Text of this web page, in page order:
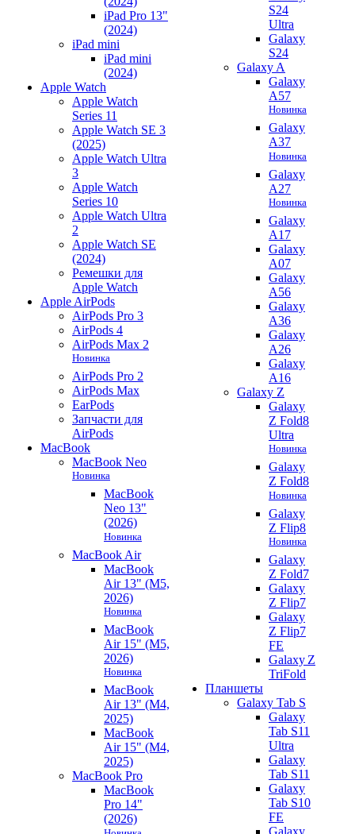
iPad Pro 13"
(2024)
iPad mini
iPad mini
(2024)
Apple Watch
Apple Watch
Series 11
Apple Watch SE 3
(2025)
Apple Watch Ultra
3
Apple Watch
Series 10
Apple Watch Ultra
2
Apple Watch SE
(2024)
Ремешки для
Apple Watch
Apple AirPods
AirPods Pro 3
AirPods 4
AirPods Max 2
Новинка
AirPods Pro 2
AirPods Max
EarPods
Запчасти для
AirPods
MacBook
MacBook Neo
Новинка
MacBook
Neo 13"
(2026)
Новинка
MacBook Air
MacBook
Air 13" (M5,
2026)
Новинка
MacBook
Air 15" (M5,
2026)
Новинка
MacBook
Air 13" (M4,
2025)
MacBook
Air 15" (M4,
2025)
MacBook Pro
MacBook
Pro 14"
(2026)
S24
Ultra
Galaxy
S24
Galaxy A
Galaxy
A57
Новинка
Galaxy
A37
Новинка
Galaxy
A27
Новинка
Galaxy
A17
Galaxy
A07
Galaxy
A56
Galaxy
A36
Galaxy
A26
Galaxy
A16
Galaxy Z
Galaxy
Z Fold8
Ultra
Новинка
Galaxy
Z Fold8
Новинка
Galaxy
Z Flip8
Новинка
Galaxy
Z Fold7
Galaxy
Z Flip7
Galaxy
Z Flip7
FE
Galaxy Z
TriFold
Планшеты
Galaxy Tab S
Galaxy
Tab S11
Ultra
Galaxy
Tab S11
Galaxy
Tab S10
FE
Galaxy